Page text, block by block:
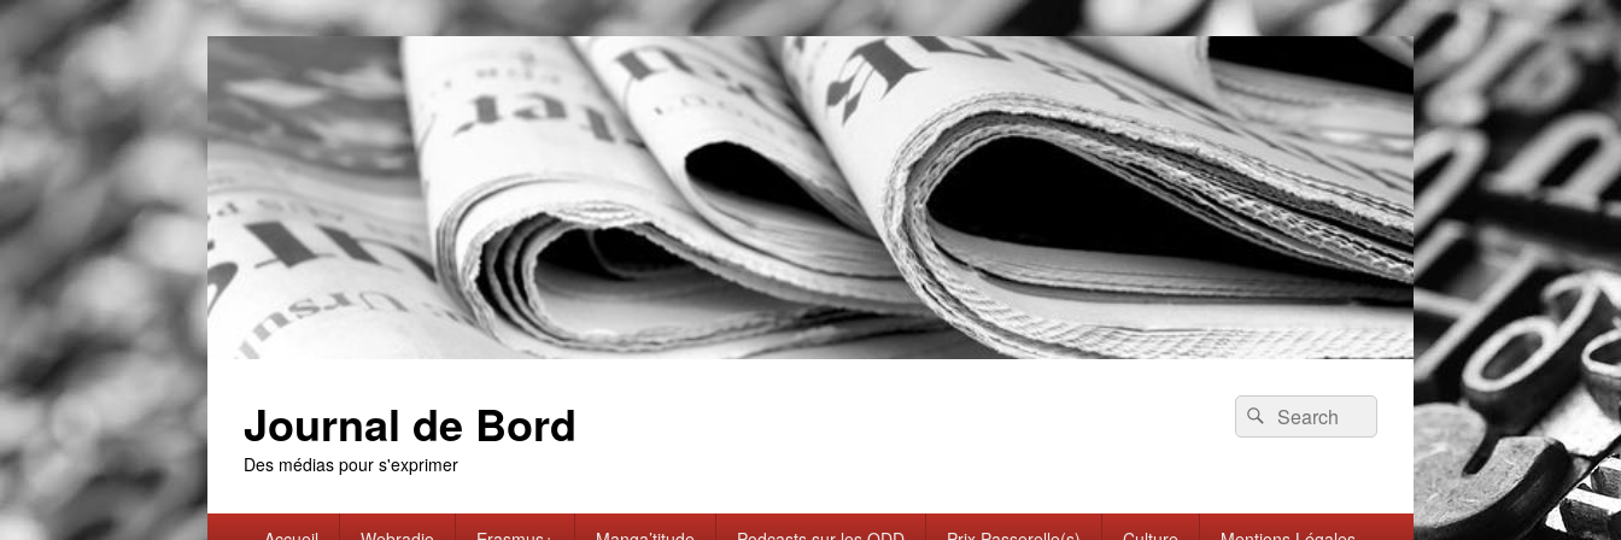
Journal de Bord
Des médias pour s'exprimer
Search
for:
Search